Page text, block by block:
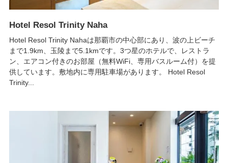
Hotel Resol Trinity Naha
Hotel Resol Trinity Nahaは那覇市の中心部にあり、波の上ビーチ
まで1.9km、玉陵まで5.1kmです。3つ星のホテルで、レストラ
ン、エアコン付きのお部屋（無料WiFi、専用バスルーム付）を提
供しています。敷地内に専用駐車場があります。 Hotel Resol
Trinity...